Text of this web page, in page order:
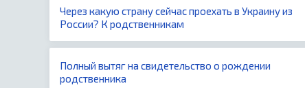
Через какую страну сейчас проехать в Украину из
России? К родственникам
Полный вытяг на свидетельство о рождении
родственника